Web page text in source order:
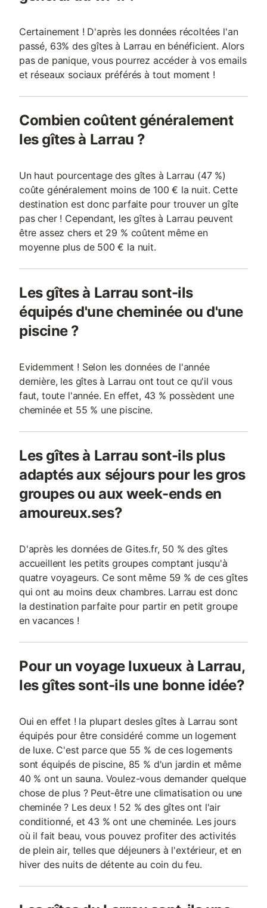
Certainement ! D'après les données récoltées l'an
passé, 63% des gîtes à Larrau en bénéficient. Alors
pas de panique, vous pourrez accéder à vos emails
et réseaux sociaux préférés à tout moment !
Combien coûtent généralement
les gîtes à Larrau ?
Un haut pourcentage des gîtes à Larrau (47 %)
coûte généralement moins de 100 € la nuit. Cette
destination est donc parfaite pour trouver un gîte
pas cher ! Cependant, les gîtes à Larrau peuvent
être assez chers et 29 % coûtent même en
moyenne plus de 500 € la nuit.
Les gîtes à Larrau sont-ils
équipés d'une cheminée ou d'une
piscine ?
Evidemment ! Selon les données de l'année
dernière, les gîtes à Larrau ont tout ce qu'il vous
faut, toute l'année. En effet, 43 % possèdent une
cheminée et 55 % une piscine.
Les gîtes à Larrau sont-ils plus
adaptés aux séjours pour les gros
groupes ou aux week-ends en
amoureux.ses?
D'après les données de Gites.fr, 50 % des gîtes
accueillent les petits groupes comptant jusqu'à
quatre voyageurs. Ce sont même 59 % de ces gîtes
qui ont au moins deux chambres. Larrau est donc
la destination parfaite pour partir en petit groupe
en vacances !
Pour un voyage luxueux à Larrau,
les gîtes sont-ils une bonne idée?
Oui en effet ! la plupart desles gîtes à Larrau sont
équipés pour être considéré comme un logement
de luxe. C'est parce que 55 % de ces logements
sont équipés de piscine, 85 % d'un jardin et même
40 % ont un sauna. Voulez-vous demander quelque
chose de plus ? Peut-être une climatisation ou une
cheminée ? Les deux ! 52 % des gîtes ont l'air
conditionné, et 43 % ont une cheminée. Les jours
où il fait beau, vous pouvez profiter des activités
de plein air, telles que déjeuners à l'extérieur, et en
hiver des nuits de détente au coin du feu.